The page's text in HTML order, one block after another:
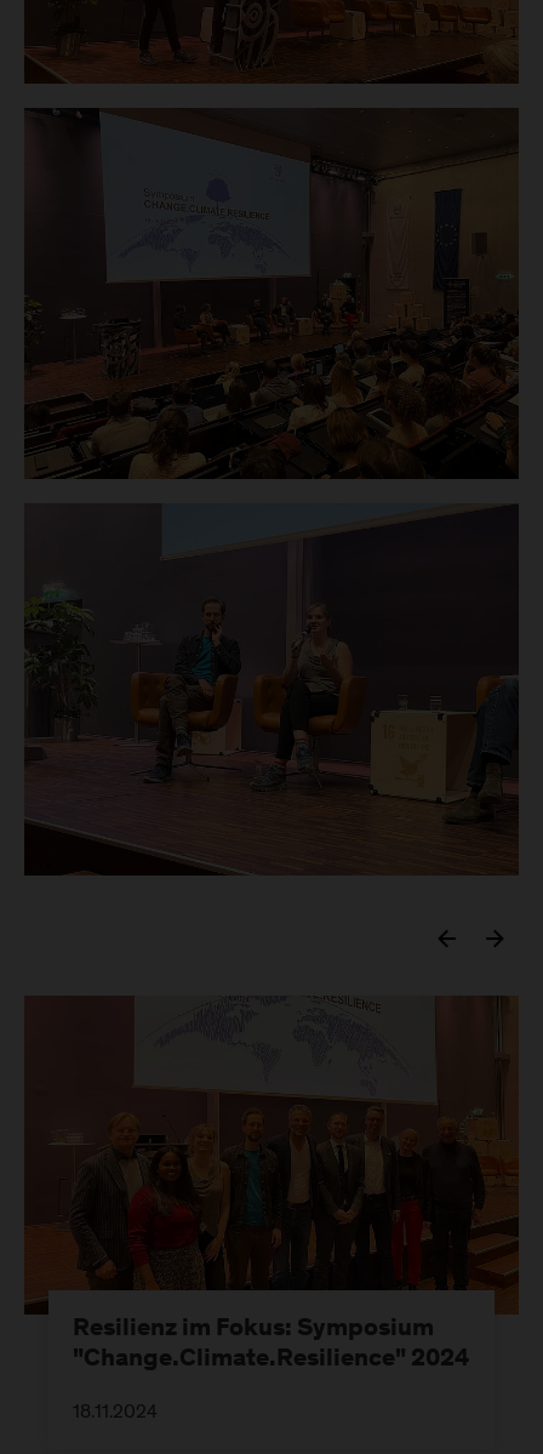
Resilienz im Fokus: Symposium
"Change.Climate.Resilience" 2024
18.11.2024